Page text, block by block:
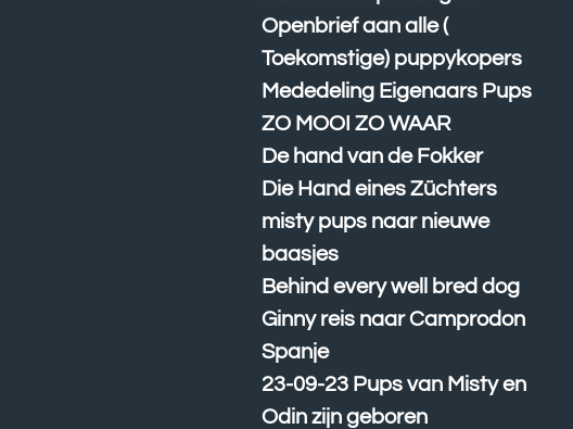
Openbrief aan alle (
Toekomstige) puppykopers
Mededeling Eigenaars Pups
ZO MOOI ZO WAAR
De hand van de Fokker
Die Hand eines Züchters
misty pups naar nieuwe
baasjes
Behind every well bred dog
Ginny reis naar Camprodon
Spanje
23-09-23 Pups van Misty en
Odin zijn geboren